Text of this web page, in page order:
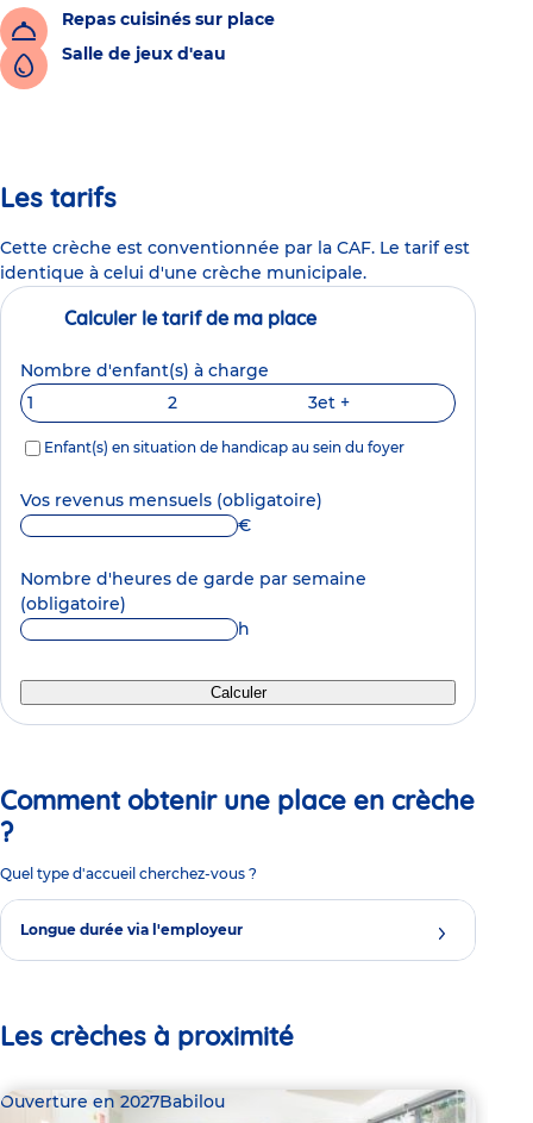
Repas cuisinés sur place
Salle de jeux d'eau
Les tarifs
Cette crèche est conventionnée par la CAF. Le tarif est
identique à celui d'une crèche municipale.
Calculer le tarif de ma place
Nombre d'enfant(s) à charge
1
2 3et +
Enfant(s) en situation de handicap au sein du foyer
Vos revenus mensuels (obligatoire)
€
Nombre d'heures de garde par semaine
(obligatoire)
h
Calculer
Comment obtenir une place en crèche
?
Quel type d'accueil cherchez-vous ?
Longue durée via l'employeur
Les crèches à proximité
Ouverture en 2027Babilou